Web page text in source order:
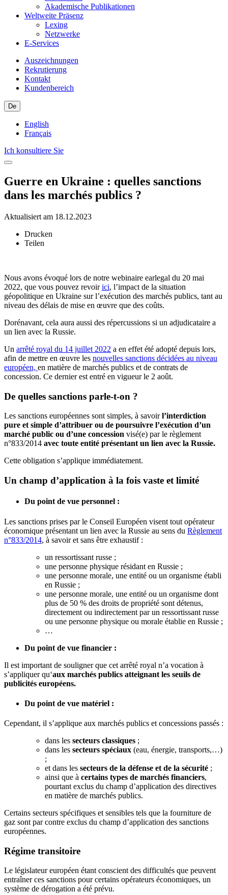
Akademische Publikationen
Weltweite Präsenz
Lexing
Netzwerke
E-Services
Auszeichnungen
Rekrutierung
Kontakt
Kundenbereich
De
English
Français
Ich konsultiere Sie
Guerre en Ukraine : quelles sanctions
dans les marchés publics ?
Aktualisiert am 18.12.2023
Drucken
Teilen
Nous avons évoqué lors de notre webinaire earlegal du 20 mai
2022, que vous pouvez revoirici, l’impact de la situation
géopolitique en Ukraine sur l’exécution des marchés publics, tant au
niveau des délais de mise en œuvre que des coûts.
Dorénavant, cela aura aussi des répercussions si un adjudicataire a
un lien avec la Russie.
Un arrêté royal du 14 juillet 2022 a en effet été adopté depuis lors,
afin de mettre en œuvre les nouvelles sanctions décidées au niveau
européen, en matière de marchés publics et de contrats de
concession. Ce dernier est entré en vigueur le 2 août.
De quelles sanctions parle-t-on ?
Les sanctions européennes sont simples, à savoirl’interdiction
pure et simple d’attribuer ou de poursuivre l’exécution d’un
marché public ou d’une concession visé(e) par le règlement
n°833/2014 avec toute entité présentant un lien avec la Russie.
Cette obligation s’applique immédiatement.
Un champ d’application à la fois vaste et limité
Du point de vue personnel :
Les sanctions prises par le Conseil Européen visent tout opérateur
économique présentant un lien avec la Russie au sens du Règlement
n°833/2014, à savoir et sans être exhaustif :
un ressortissant russe ;
une personne physique résidant en Russie ;
une personne morale, une entité ou un organisme établi
en Russie ;
une personne morale, une entité ou un organisme dont
plus de 50 % des droits de propriété sont détenus,
directement ou indirectement par un ressortissant russe
ou une personne physique ou morale établie en Russie ;
…
Du point de vue financier :
Il est important de souligner que cet arrêté royal n’a vocation à
s’appliquer qu‘aux marchés publics atteignant les seuils de
publicités européens.
Du point de vue matériel :
Cependant, il s’applique aux marchés publics et concessions passés :
dans les secteurs classiques ;
dans les secteurs spéciaux (eau, énergie, transports,…)
;
et dans les secteurs de la défense et de la sécurité ;
ainsi que à certains types de marchés financiers,
pourtant exclus du champ d’application des directives
en matière de marchés publics.
Certains secteurs spécifiques et sensibles tels que la fourniture de
gaz sont par contre exclus du champ d’application des sanctions
européennes.
Régime transitoire
Le législateur européen étant conscient des difficultés que peuvent
entraîner ces sanctions pour certains opérateurs économiques, un
système de dérogation a été prévu.